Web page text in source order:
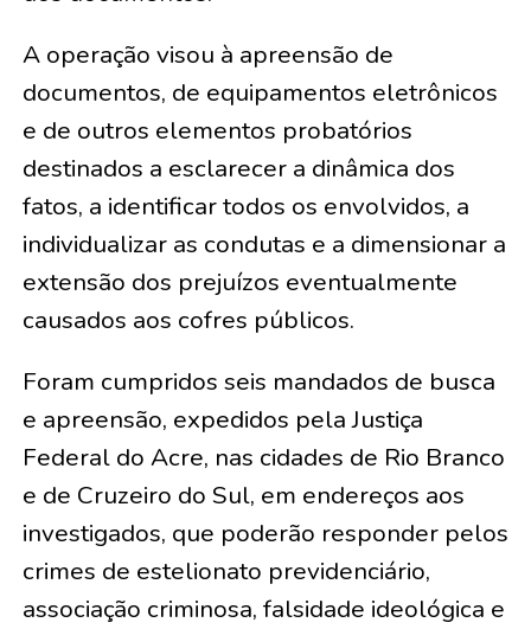
A operação visou à apreensão de
documentos, de equipamentos eletrônicos
e de outros elementos probatórios
destinados a esclarecer a dinâmica dos
fatos, a identificar todos os envolvidos, a
individualizar as condutas e a dimensionar a
extensão dos prejuízos eventualmente
causados aos cofres públicos.
Foram cumpridos seis mandados de busca
e apreensão, expedidos pela Justiça
Federal do Acre, nas cidades de Rio Branco
e de Cruzeiro do Sul, em endereços aos
investigados, que poderão responder pelos
crimes de estelionato previdenciário,
associação criminosa, falsidade ideológica e